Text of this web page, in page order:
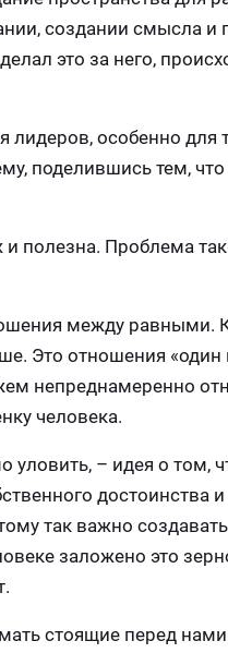
создании смысла и
это за него,
особенно для
поделившись тем,
полезна. Проблема
между равными.
Это отношения
непреднамеренно
человека.
– идея о том,
достоинства
так важно
заложено это
стоящие перед